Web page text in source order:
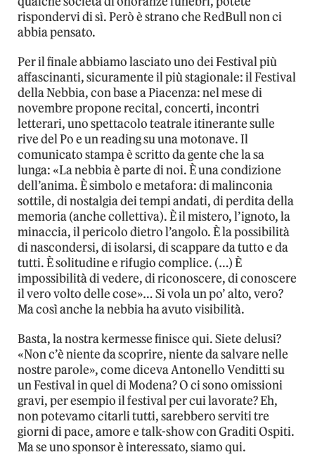
rispondervi di sì. Però è strano che RedBull non ci
abbia pensato.
Per il finale abbiamo lasciato uno dei Festival più
affascinanti, sicuramente il più stagionale: il Festival
della Nebbia, con base a Piacenza: nel mese di
novembre propone recital, concerti, incontri
letterari, uno spettacolo teatrale itinerante sulle
rive del Po e un reading su una motonave. Il
comunicato stampa è scritto da gente che la sa
lunga: «La nebbia è parte di noi. È una condizione
dell’anima. È simbolo e metafora: di malinconia
sottile, di nostalgia dei tempi andati, di perdita della
memoria (anche collettiva). È il mistero, l’ignoto, la
minaccia, il pericolo dietro l’angolo. È la possibilità
di nascondersi, di isolarsi, di scappare da tutto e da
tutti. È solitudine e rifugio complice. (…) È
impossibilità di vedere, di riconoscere, di conoscere
il vero volto delle cose»… Si vola un po’ alto, vero?
Ma così anche la nebbia ha avuto visibilità.
Basta, la nostra kermesse finisce qui. Siete delusi?
«Non c’è niente da scoprire, niente da salvare nelle
nostre parole», come diceva Antonello Venditti su
un Festival in quel di Modena? O ci sono omissioni
gravi, per esempio il festival per cui lavorate? Eh,
non potevamo citarli tutti, sarebbero serviti tre
giorni di pace, amore e talk-show con Graditi Ospiti.
Ma se uno sponsor è interessato, siamo qui.